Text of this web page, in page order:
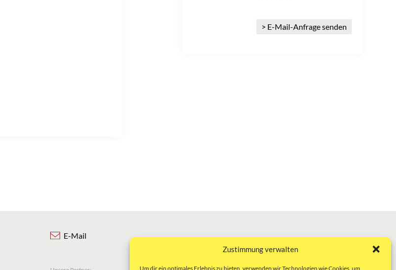
Zustimmung verwalten
Um dir ein optimales Erlebnis zu bieten, verwenden wir Technologien wie Cookies, um
> E-Mail-Anfrage senden
E-Mail